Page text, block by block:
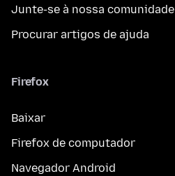
Junte-se à nossa comunidade
Procurar artigos de ajuda
Firefox
Baixar
Firefox de computador
Navegador Android